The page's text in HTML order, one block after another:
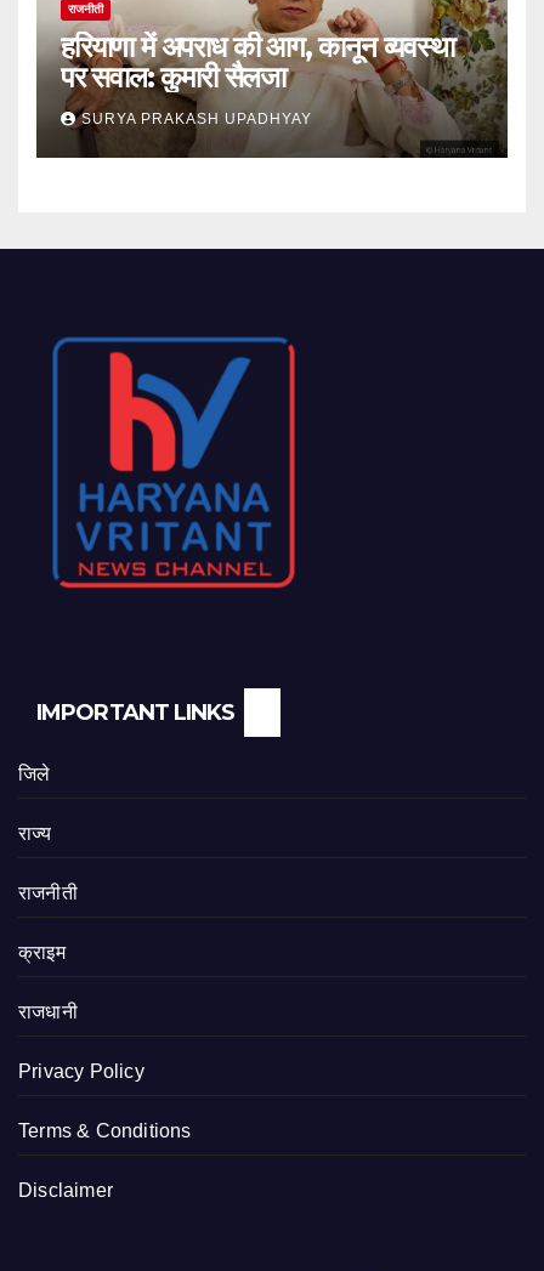
राजनीती
हरियाणा में अपराध की आग, कानून व्यवस्था
पर सवाल: कुमारी सैलजा
SURYA PRAKASH UPADHYAY
IMPORTANT LINKS
जिले
राज्य
राजनीती
क्राइम
राजधानी
Privacy Policy
Terms & Conditions
Disclaimer